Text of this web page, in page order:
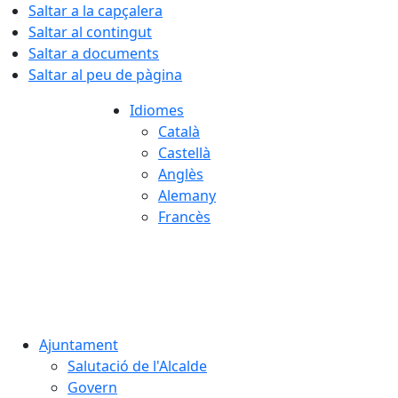
Saltar a la capçalera
Saltar al contingut
Saltar a documents
Saltar al peu de pàgina
Idiomes
Català
Castellà
Anglès
Alemany
Francès
Ajuntament
Salutació de l'Alcalde
Govern